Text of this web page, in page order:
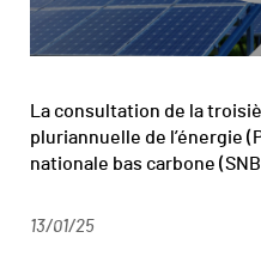
La consultation de la
pluriannuelle de l’énergie
nationale bas carbone
13/01/25